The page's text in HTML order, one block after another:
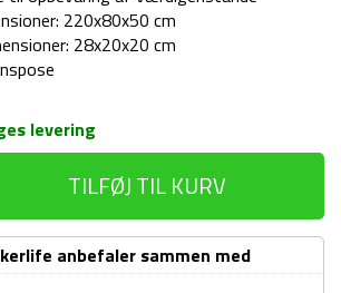
220x80x50 cm
28x20x20 cm
levering
TILFØJ TIL KURV
anbefaler sammen med